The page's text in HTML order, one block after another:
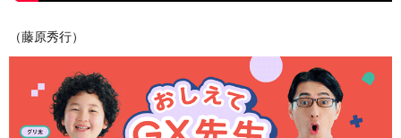
（藤原秀行）